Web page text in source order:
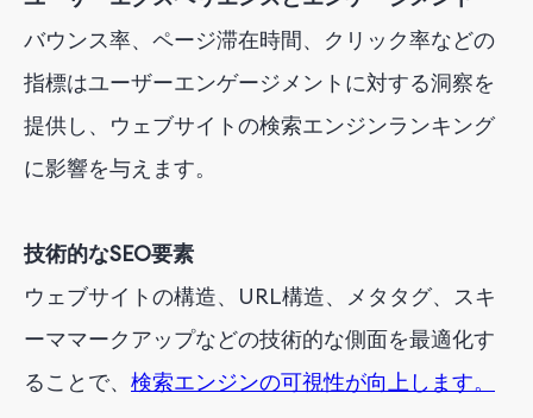
バウンス率、ページ滞在時間、クリック率などの
指標はユーザーエンゲージメントに対する洞察を
提供し、ウェブサイトの検索エンジンランキング
に影響を与えます。
技術的なSEO要素
ウェブサイトの構造、URL構造、メタタグ、スキ
ーママークアップなどの技術的な側面を最適化す
ることで、 検索エンジンの可視性が向上します。